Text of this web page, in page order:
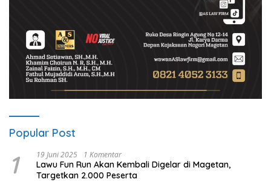
Popular Post
1 19 Juni 2025 1 Komentar
Lawu Fun Run Akan Kembali Digelar di Magetan,
Targetkan 2.000 Peserta